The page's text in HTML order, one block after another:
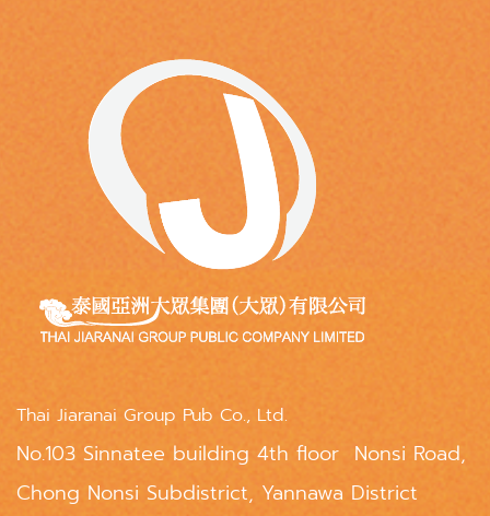
Thai Jiaranai Group Pub Co., Ltd.
No.103 Sinnatee building 4th floor Nonsi Road,
Chong Nonsi Subdistrict, Yannawa District